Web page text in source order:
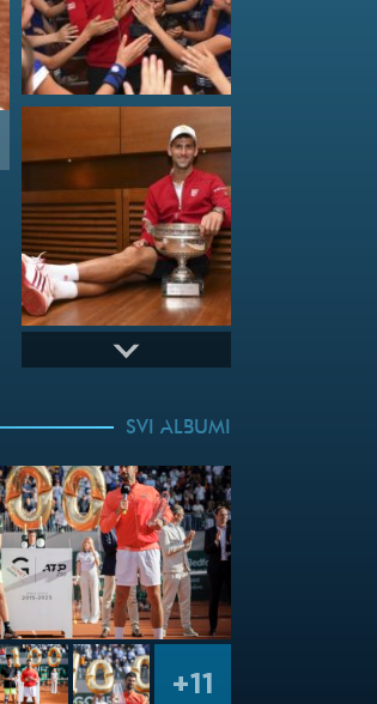
SVI ALBUMI
+11